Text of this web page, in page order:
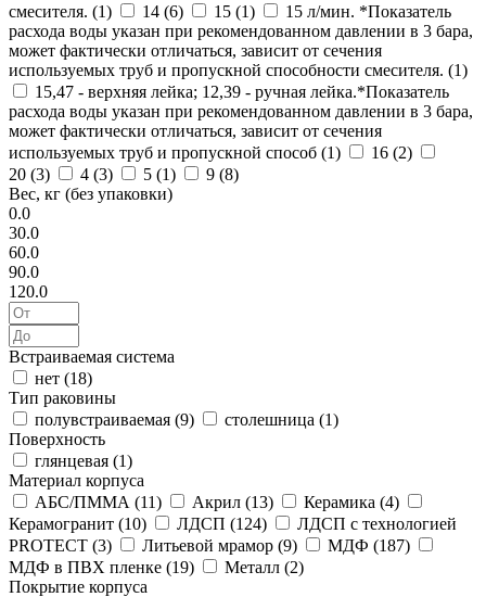
смесителя. (1) 14 (6) 15 (1)
15 л/мин. *Показатель
расхода воды указан при рекомендованном давлении в 3 бара,
может фактически отличаться, зависит от сечения
используемых труб и пропускной способности смесителя. (1)
15,47 - верхняя лейка; 12,39 - ручная лейка.*Показатель
расхода воды указан при рекомендованном давлении в 3 бара,
может фактически отличаться, зависит от сечения
используемых труб и пропускной способ (1) 16 (2)
20 (3) 4 (3) 5 (1) 9 (8)
Вес, кг (без упаковки)
0.0
30.0
60.0
90.0
120.0
Встраиваемая система
нет (18)
Тип раковины
полувстраиваемая (9) столешница (1)
Поверхность
глянцевая (1)
Материал корпуса
АБС/ПММА (11) Акрил (13) Керамика (4)
Керамогранит (10) ЛДСП (124)
ЛДСП с технологией
PROTECT (3) Литьевой мрамор (9) МДФ (187)
МДФ в ПВХ пленке (19) Металл (2)
Покрытие корпуса